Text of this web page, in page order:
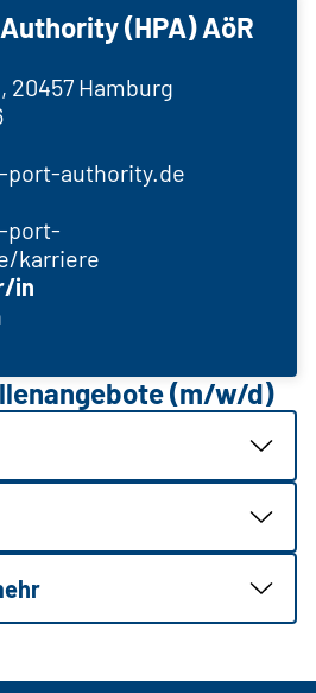
(HPA) AöR
20457 Hamburg
port-authority.de
port-
karriere
in
(m/w/d)